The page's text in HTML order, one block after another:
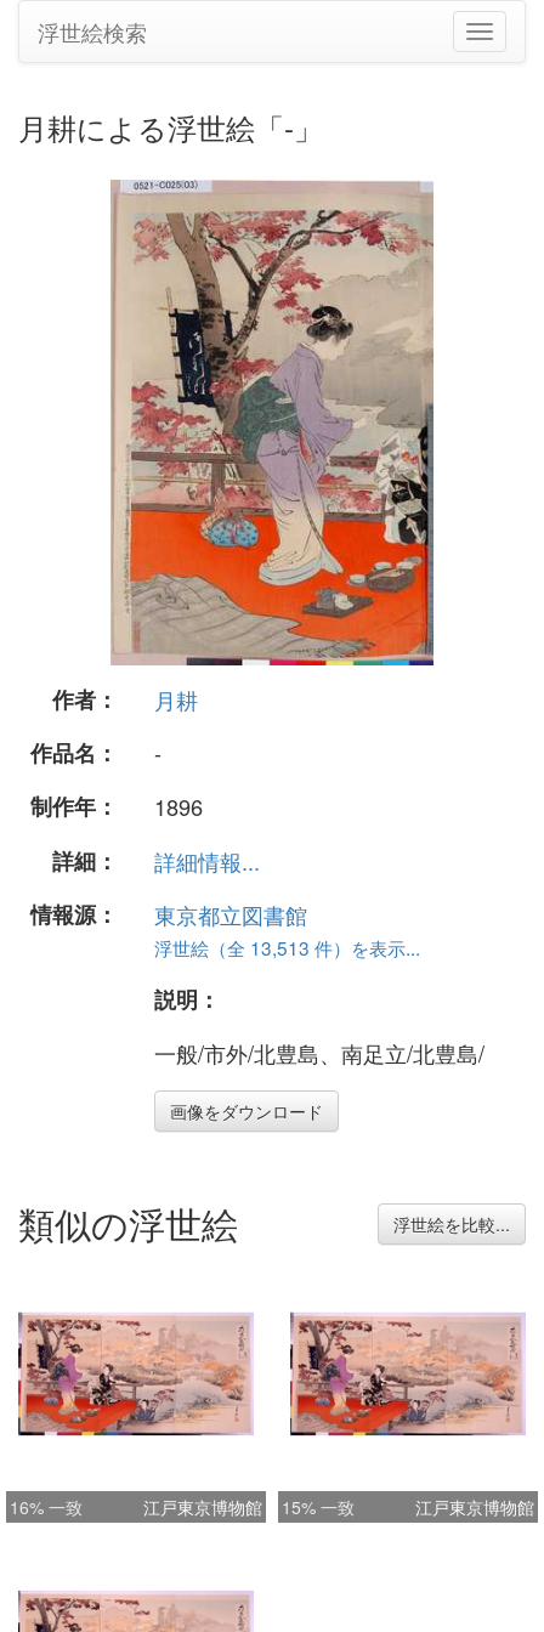
ナ
ビ
浮世絵検索
月耕による浮世絵「-」
作者：
月耕
作品名：
-
制作年：
1896
詳細：
詳細情報...
情報源：
東京都立図書館
浮世絵（全 13,513 件）を表示...
説明：
一般/市外/北豊島、南足立/北豊島/
画像をダウンロード
類似の浮世絵 浮世絵を比較...
16% 一致 江戸東京博物館 15% 一致 江戸東京博物館